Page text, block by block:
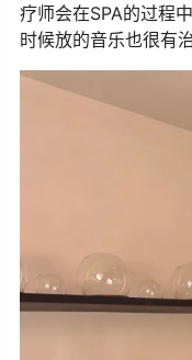
疗师会在SPA的过程
时候放的音乐也很有